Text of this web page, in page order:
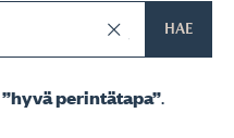
HAE
”hyvä perintätapa”.